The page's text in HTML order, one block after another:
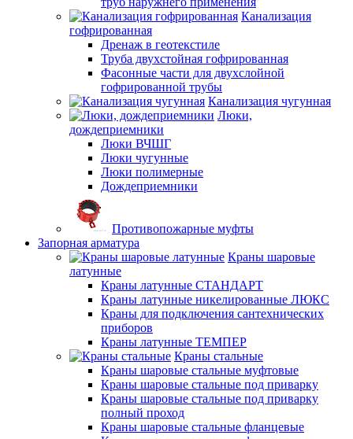
Канализация
гофрированная
Дренаж в геотекстиле
Труба двухстойная гофрированная
Фасонные части для двухслойной
гофрированной трубы
Канализация чугунная
Люки,
дождеприемники
Люки ВЧШГ
Люки чугунные
Люки полимерные
Дождеприемники
Противопожарные муфты
Запорная арматура
Краны шаровые
латунные
Краны латунные СТАНДАРТ
Краны латунные никелированные ЛЮКС
Краны для подключения сантехнических
приборов
Краны латунные ТЕМПЕР
Краны стальные
Краны шаровые стальные муфтовые
Краны шаровые стальные под приварку
Краны шаровые стальные под приварку
полный проход
Краны шаровые стальные фланцевые